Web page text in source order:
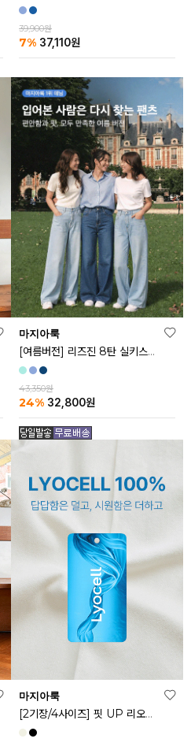
39,900원
7% 37,110원
마지아룩
[여름버전] 리즈진 8탄 실키스판 와이드 아이스 데님 팬츠
43,350원
24% 32,800원
마지아룩
[2기장/4사이즈] 핏 UP 리오셀 스판 스커트